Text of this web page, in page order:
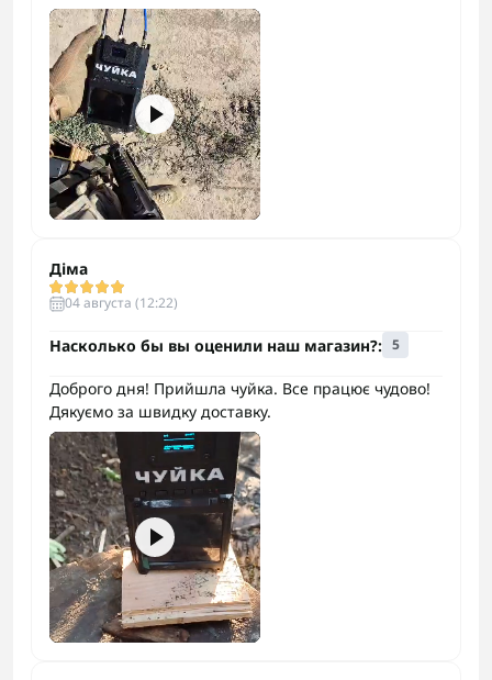
Діма
04 августа (12:22)
Насколько бы вы оценили наш магазин?: 5
Доброго дня! Прийшла чуйка. Все працює чудово!
Дякуємо за швидку доставку.